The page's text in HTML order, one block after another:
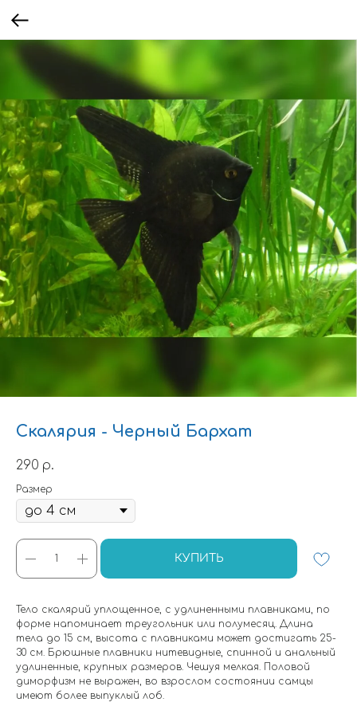
Скалярия - Черный Бархат
290 р.
Размер
КУПИТЬ
Тело скалярий уплощенное, с удлиненными плавниками, по
форме напоминает треугольник или полумесяц. Длина
тела до 15 см, высота с плавниками может достигать 25-
30 см. Брюшные плавники нитевидные, спинной и анальный
удлиненные, крупных размеров. Чешуя мелкая. Половой
диморфизм не выражен, во взрослом состоянии самцы
имеют более выпуклый лоб.